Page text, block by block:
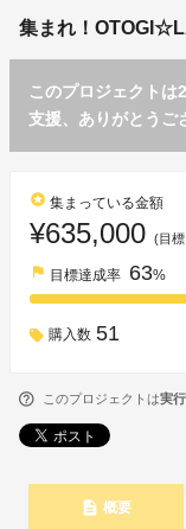
集まれ！
このプロジェクト
支援、ありがとうご
stars 集まっている金額
¥635,000 (目
flag 目標達成率 63%
購入数 51
このプロジェクトは実
description 概要